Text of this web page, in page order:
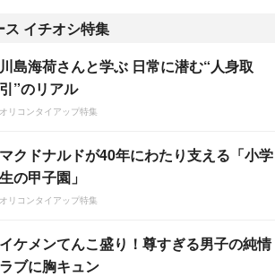
イチオシ特集
川島海荷さんと学ぶ 日常に潜む“人身取
引”のリアル
オリコンタイアップ特集
マクドナルドが40年にわたり支える「小学
生の甲子園」
オリコンタイアップ特集
イケメンてんこ盛り！尊すぎる男子の純情
ラブに胸キュン